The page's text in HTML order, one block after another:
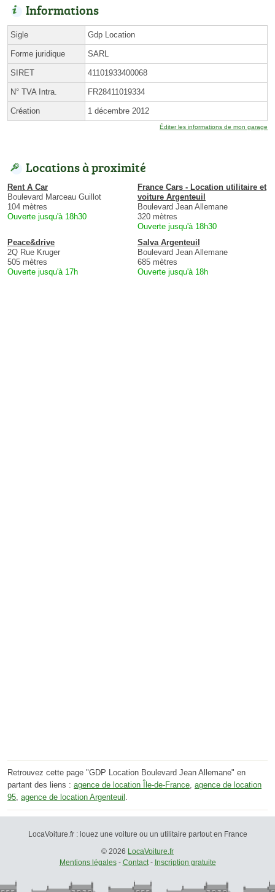
Informations
Sigle Gdp Location
Forme juridique SARL
SIRET 41101933400068
N° TVA Intra. FR28411019334
Création 1 décembre 2012
Éditer les informations de mon garage
Locations à proximité
Rent A Car
Boulevard Marceau Guillot
104 mètres
Ouverte jusqu'à 18h30
France Cars - Location utilitaire et
voiture Argenteuil
Boulevard Jean Allemane
320 mètres
Ouverte jusqu'à 18h30
Peace&drive
2Q Rue Kruger
505 mètres
Ouverte jusqu'à 17h
Salva Argenteuil
Boulevard Jean Allemane
685 mètres
Ouverte jusqu'à 18h
Retrouvez cette page "GDP Location Boulevard Jean Allemane" en
partant des liens : agence de location Île-de-France agence de location
95 agence de location Argenteuil
LocaVoiture.fr : louez une voiture ou un utilitaire partout en France
© 2026 LocaVoiture.fr
Mentions légales- Contact- Inscription gratuite